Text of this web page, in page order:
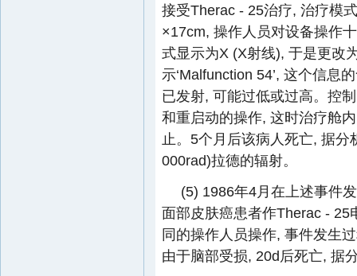
接受Therac - 25治疗, 治疗模
×17cm, 操作人员对设备操作
式显示为X (X射线), 于是更改
示‘Malfunction 54’, 这个信息
已发射, 可能过低或过高。控
和重启动的操作, 这时治疗舱
止。5个月后该病人死亡, 据
000rad)拉德的辐射。
(5) 1986年4月在上述事件
面部皮肤癌患者作Therac -
同的操作人员操作, 事件发生
由于脑部受损, 20d后死亡, 据